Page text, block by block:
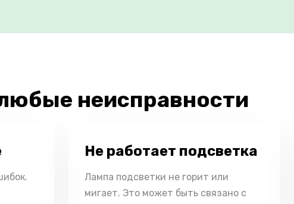
неисправности
Не работает подсветка
Лампа подсветки не горит или
мигает. Это может быть связано с